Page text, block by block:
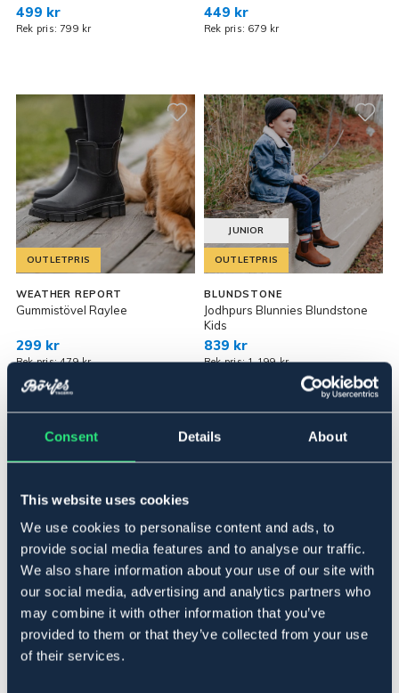
Consent Details About
This website uses cookies
We use cookies to personalise content and ads, to
provide social media features and to analyse our traffic.
We also share information about your use of our site with
our social media, advertising and analytics partners who
may combine it with other information that you’ve
provided to them or that they’ve collected from your use
of their services.
499 kr
Rek pris: 799 kr
449 kr
Rek pris: 679 kr
OUTLETPRIS
WEATHER REPORT
Gummistövel Raylee
299 kr
Rek pris: 479 kr
JUNIOR
OUTLETPRIS
BLUNDSTONE
Jodhpurs Blunnies Blundstone
Kids
839 kr
Rek pris: 1 199 kr
EQUINE
Jodhpurs Novaro
EQUINE
Jodhpurs Arno